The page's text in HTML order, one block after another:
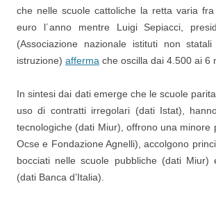
che nelle scuole cattoliche la retta varia
euro l´anno mentre Luigi Sepiacci,
(Associazione nazionale istituti non
istruzione) afferma che oscilla dai 4.500 ai 6
In sintesi dai dati emerge che le scuole
uso di contratti irregolari (dati Istat),
tecnologiche (dati Miur), offrono una minore
Ocse e Fondazione Agnelli), accolgono
bocciati nelle scuole pubbliche (dati
(dati Banca d’Italia).